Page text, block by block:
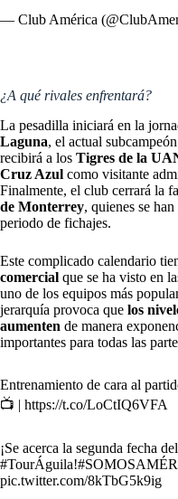
— Club América
¿A qué rivales enfrentará?
La pesadilla iniciará en la
Laguna, el actual
recibirá a los Tigres de la
Cruz Azul como visitante
Finalmente, el club cerrará la
de Monterrey, quienes se
periodo de fichajes.
Este complicado calendario
comercial que se ha visto en
uno de los equipos más
jerarquía provoca que los
aumenten de manera
importantes para todas las
Entrenamiento de cara al
📺 | https://t.co/LoCtIQ6VFA
¡Se acerca la segunda fecha del
#TourÁguila!
pic.twitter.com/8kTbG5k9ig